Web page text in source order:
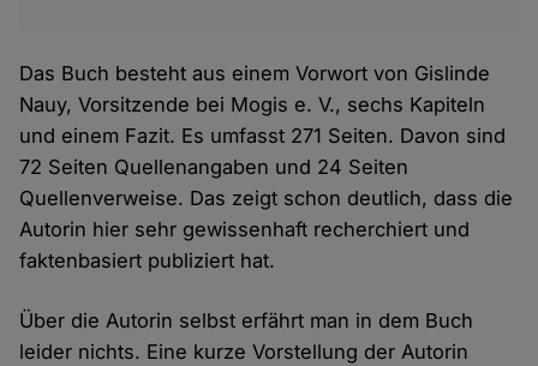
Das Buch besteht aus einem Vorwort von Gislinde
Nauy, Vorsitzende bei Mogis e. V., sechs Kapiteln
und einem Fazit. Es umfasst 271 Seiten. Davon sind
72 Seiten Quellenangaben und 24 Seiten
Quellenverweise. Das zeigt schon deutlich, dass die
Autorin hier sehr gewissenhaft recherchiert und
faktenbasiert publiziert hat.
Über die Autorin selbst erfährt man in dem Buch
leider nichts. Eine kurze Vorstellung der Autorin